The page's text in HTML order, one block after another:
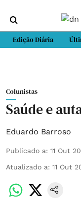
Edição Diária
Colunistas
Saúde e
Eduardo Barroso
Publicado a: 11 Out
Atualizado a: 11 Out